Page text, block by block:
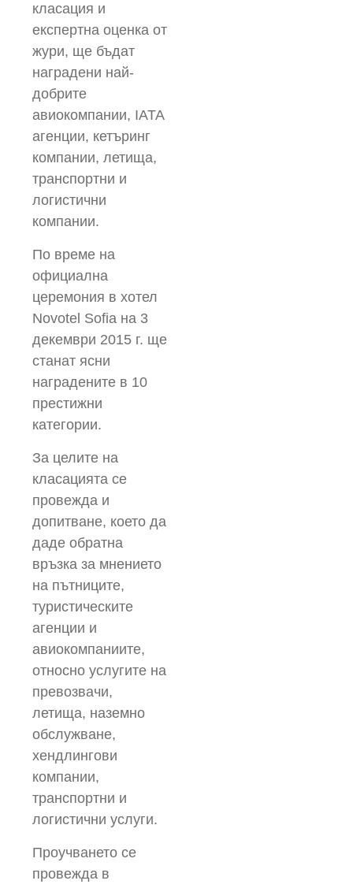
класация и
експертна оценка от
жури, ще бъдат
наградени най-
добрите
авиокомпании, IATA
агенции, кетъринг
компании, летища,
транспортни и
логистични
компании.
По време на
официална
церемония в хотел
Novotel Sofia на 3
декември 2015 г. ще
станат ясни
наградените в 10
престижни
категории.
За целите на
класацията се
провежда и
допитване, което да
даде обратна
връзка за мнението
на пътниците,
туристическите
агенции и
авиокомпаниите,
относно услугите на
превозвачи,
летища, наземно
обслужване,
хендлингови
компании,
транспортни и
логистични услуги.
Проучването се
провежда в